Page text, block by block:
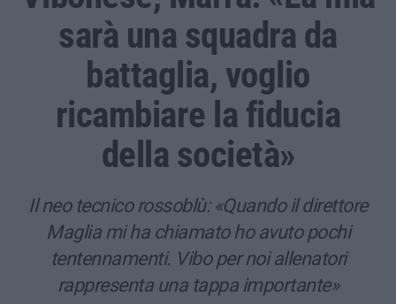
sarà una squadra da
battaglia, voglio
ricambiare la fiducia
della società»
Il neo tecnico rossoblù: «Quando il direttore
Maglia mi ha chiamato ho avuto pochi
tentennamenti. Vibo per noi allenatori
rappresenta una tappa importante»